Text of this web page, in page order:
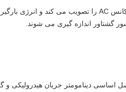
گشتاور اندازه گیری می شوند.
اساسی دینامومتر جریان هیدرولیکی و